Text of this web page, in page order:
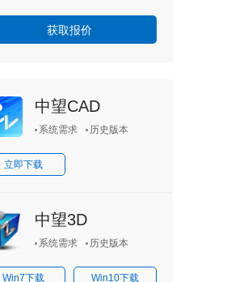
中望CAD
系统需求 历史版本
立即下载
中望3D
系统需求 历史版本
Win7下载 Win10下载